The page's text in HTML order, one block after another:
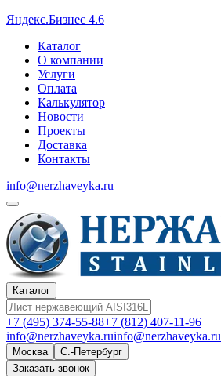
Яндекс.Бизнес 4.6
Каталог
О компании
Услуги
Оплата
Калькулятор
Новости
Проекты
Доставка
Контакты
info@nerzhaveyka.ru
Каталог
+7 (495) 374-55-88+7 (812) 407-11-96
info@nerzhaveyka.ruinfo@nerzhaveyka.ru
Москва
С.-Петербург
Заказать звонок